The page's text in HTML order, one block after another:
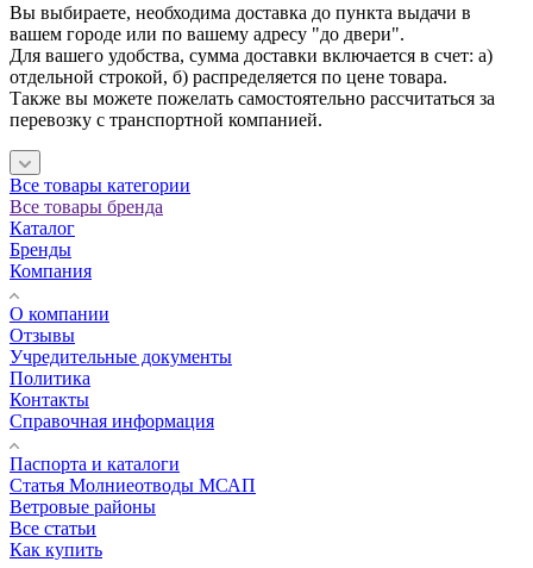
Вы выбираете, необходима доставка до пункта выдачи в
вашем городе или по вашему адресу "до двери".
Для вашего удобства, сумма доставки включается в счет: а)
отдельной строкой, б) распределяется по цене товара.
Также вы можете пожелать самостоятельно рассчитаться за
перевозку с транспортной компанией.
Все товары категории
Все товары бренда
Каталог
Бренды
Компания
О компании
Отзывы
Учредительные документы
Политика
Контакты
Справочная информация
Паспорта и каталоги
Статья Молниеотводы МСАП
Ветровые районы
Все статьи
Как купить